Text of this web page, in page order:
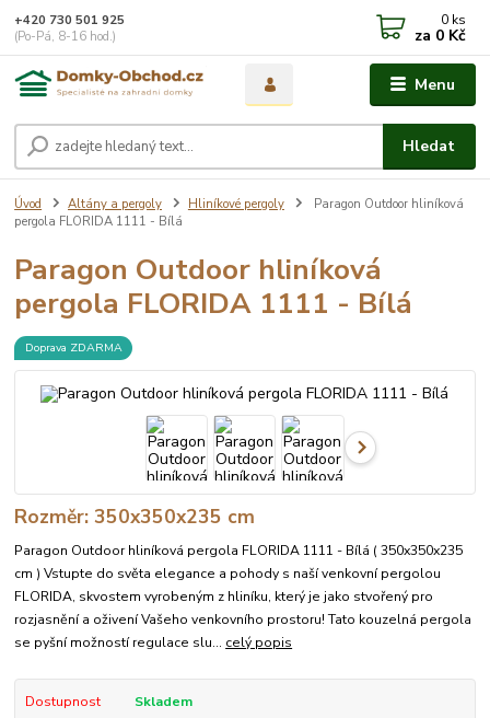
Menu
Hledat
+420 730 501 925
(Po-Pá, 8-16 hod.)
0 ks
za 0 Kč
Úvod Altány a pergoly Hliníkové pergoly
Paragon Outdoor hliníková
pergola FLORIDA 1111 - Bílá
Paragon Outdoor hliníková
pergola FLORIDA 1111 - Bílá
Doprava ZDARMA
Rozměr: 350x350x235 cm
Paragon Outdoor hliníková pergola FLORIDA 1111 - Bílá ( 350x350x235
cm ) Vstupte do světa elegance a pohody s naší venkovní pergolou
FLORIDA, skvostem vyrobeným z hliníku, který je jako stvořený pro
rozjasnění a oživení Vašeho venkovního prostoru! Tato kouzelná pergola
se pyšní možností regulace slu... celý popis
Dostupnost Skladem